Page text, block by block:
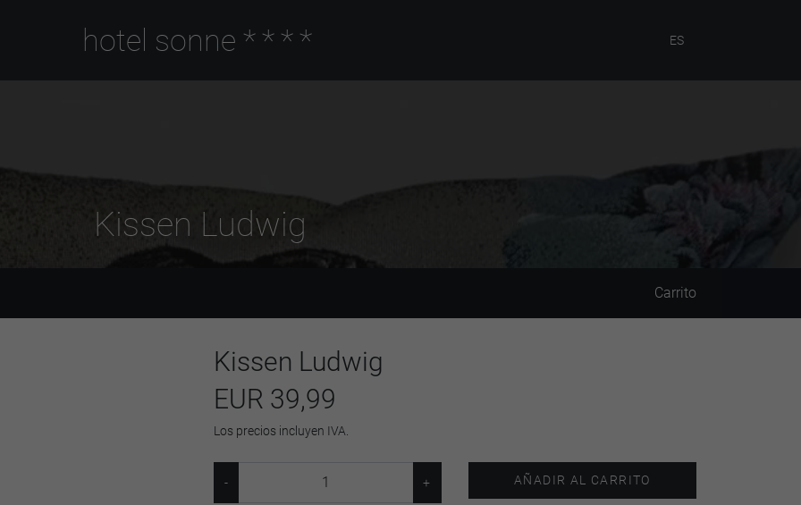
hotel sonne **** ES
Kissen Ludwig
Carrito
Kissen Ludwig
EUR 39,99
Los precios incluyen IVA.
AÑADIR AL CARRITO